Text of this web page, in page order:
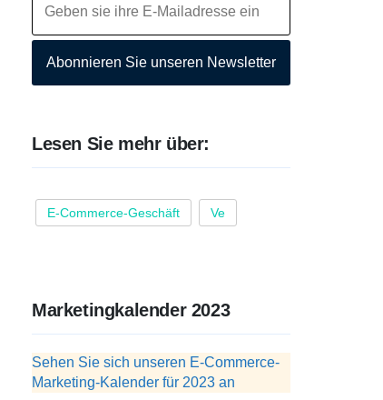
Abonnieren Sie unseren Newsletter
Lesen Sie mehr über:
E-Commerce-Geschäft Ve
Marketingkalender 2023
Sehen Sie sich unseren E-Commerce-
Marketing-Kalender für 2023 an